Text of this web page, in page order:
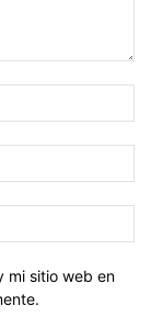
mi sitio web en